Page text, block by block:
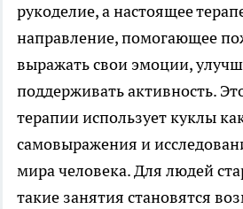
рукоделие, а настоящее
направление, помогающее
выражать свои эмоции,
поддерживать активность.
терапии использует куклы
самовыражения и
мира человека. Для людей
такие занятия становятся